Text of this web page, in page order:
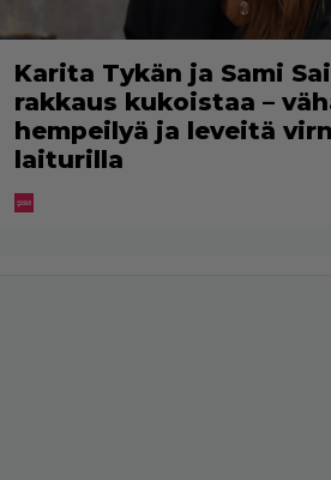
Karita Tykän ja Sami
rakkaus kukoistaa –
hempeilyä ja leveitä
laiturilla